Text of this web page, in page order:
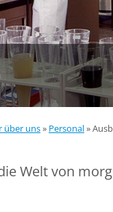
über uns» Personal»
Welt von